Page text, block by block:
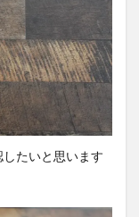
たいと思います